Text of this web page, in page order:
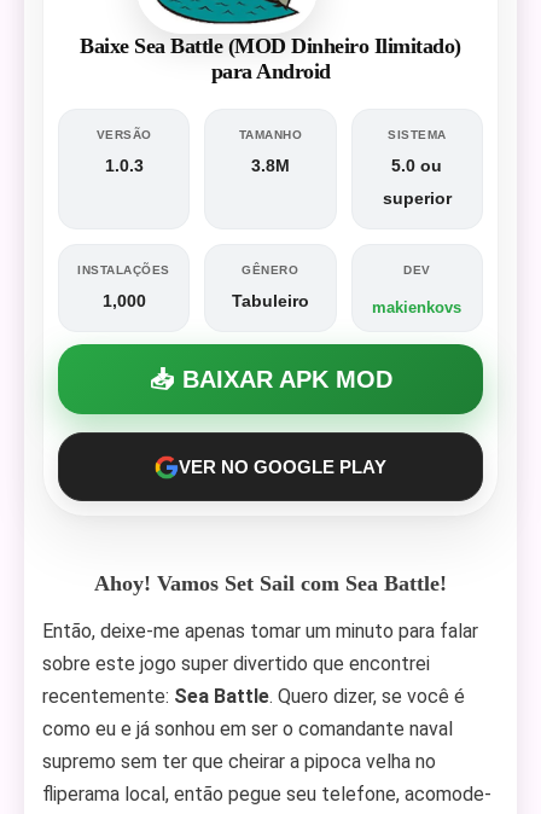
Baixe Sea Battle (MOD Dinheiro Ilimitado)
para Android
VERSÃO
1.0.3
TAMANHO
3.8M
SISTEMA
5.0 ou
superior
INSTALAÇÕES
1,000
GÊNERO
Tabuleiro
DEV
makienkovs
📥 BAIXAR APK MOD
VER NO GOOGLE PLAY
Ahoy! Vamos Set Sail com Sea Battle!
Então, deixe-me apenas tomar um minuto para falar
sobre este jogo super divertido que encontrei
recentemente: Sea Battle. Quero dizer, se você é
como eu e já sonhou em ser o comandante naval
supremo sem ter que cheirar a pipoca velha no
fliperama local, então pegue seu telefone, acomode-